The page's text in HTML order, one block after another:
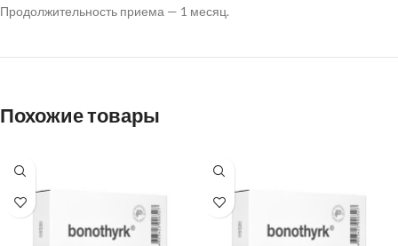
Продолжительность приема — 1 месяц.
Похожие товары